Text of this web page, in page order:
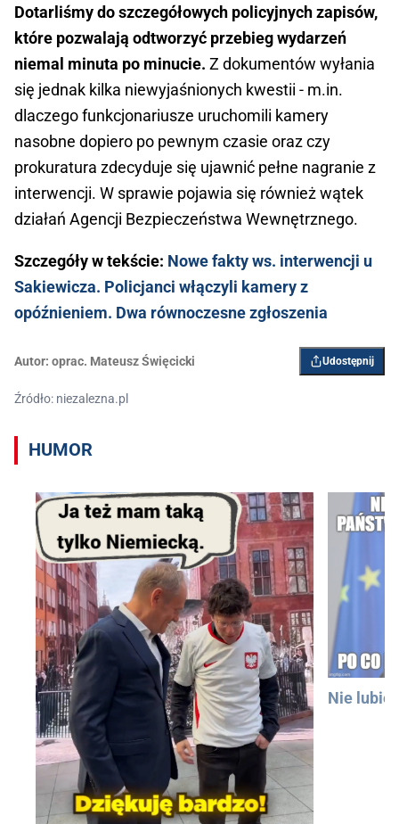
Dotarliśmy do szczegółowych policyjnych zapisów,
które pozwalają odtworzyć przebieg wydarzeń
niemal minuta po minucie. Z dokumentów wyłania
się jednak kilka niewyjaśnionych kwestii - m.in.
dlaczego funkcjonariusze uruchomili kamery
nasobne dopiero po pewnym czasie oraz czy
prokuratura zdecyduje się ujawnić pełne nagranie z
interwencji. W sprawie pojawia się również wątek
działań Agencji Bezpieczeństwa Wewnętrznego.
Szczegóły w tekście: Nowe fakty ws. interwencji u
Sakiewicza. Policjanci włączyli kamery z
opóźnieniem. Dwa równoczesne zgłoszenia
Autor: oprac. Mateusz Święcicki Udostępnij
Źródło: niezalezna.pl
HUMOR
Nie lubię